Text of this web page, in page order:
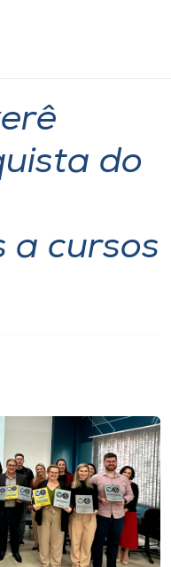
do
a cursos